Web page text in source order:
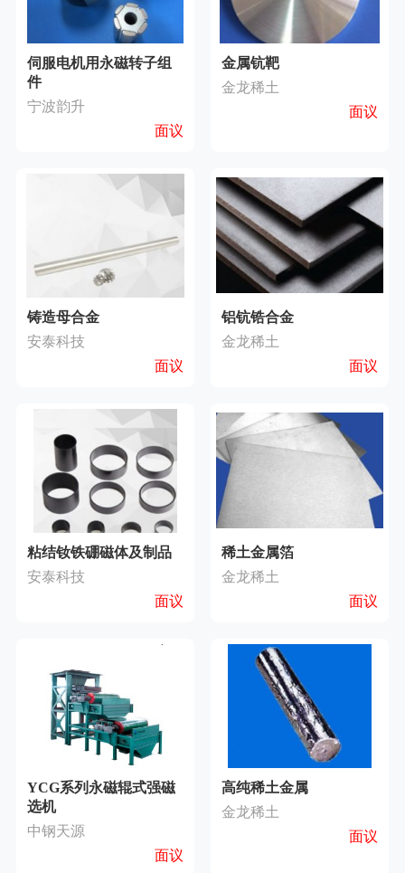
伺服电机用永磁转子组
件
宁波韵升
面议
金属钪靶
金龙稀土
面议
铸造母合金
安泰科技
面议
铝钪锆合金
金龙稀土
面议
粘结钕铁硼磁体及制品
安泰科技
面议
稀土金属箔
金龙稀土
面议
YCG系列永磁辊式强磁
选机
中钢天源
面议
高纯稀土金属
金龙稀土
面议